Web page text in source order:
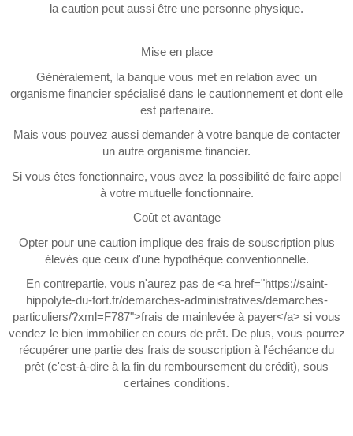
la caution peut aussi être une personne physique.
Mise en place
Généralement, la banque vous met en relation avec un
organisme financier spécialisé dans le cautionnement et dont elle
est partenaire.
Mais vous pouvez aussi demander à votre banque de contacter
un autre organisme financier.
Si vous êtes fonctionnaire, vous avez la possibilité de faire appel
à votre mutuelle fonctionnaire.
Coût et avantage
Opter pour une caution implique des frais de souscription plus
élevés que ceux d'une hypothèque conventionnelle.
En contrepartie, vous n'aurez pas de <a href="https://saint-
hippolyte-du-fort.fr/demarches-administratives/demarches-
particuliers/?xml=F787">frais de mainlevée à payer</a> si vous
vendez le bien immobilier en cours de prêt. De plus, vous pourrez
récupérer une partie des frais de souscription à l'échéance du
prêt (c'est-à-dire à la fin du remboursement du crédit), sous
certaines conditions.